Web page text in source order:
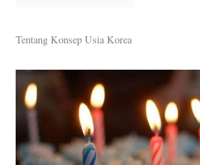
Tentang Konsep Usia Korea